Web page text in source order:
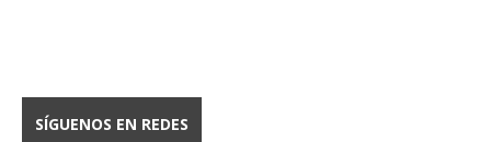
SÍGUENOS EN REDES